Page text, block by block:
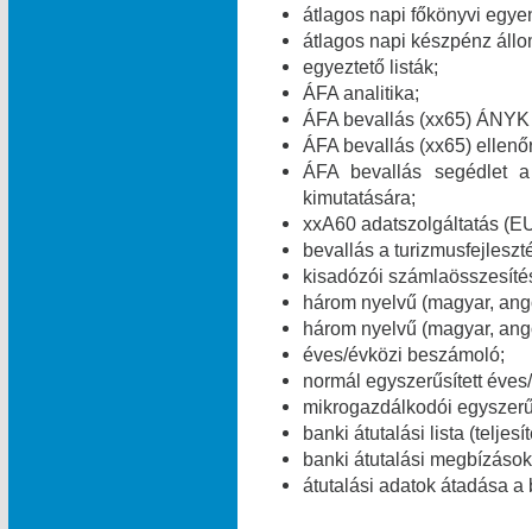
átlagos napi főkönyvi
átlagos napi készpénz
egyeztető listák;
ÁFA analitika;
ÁFA bevallás (xx65)
ÁFA bevallás (xx65)
ÁFA bevallás segédlet
kimutatására;
xxA60 adatszolgáltatás
bevallás a
kisadózói
három nyelvű (magyar,
három nyelvű (magyar,
éves/évközi beszámoló;
normál egyszerűsített
mikrogazdálkodói
banki átutalási lista
banki átutalási
átutalási adatok átadása